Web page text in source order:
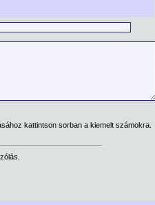
kattintson sorban a kiemelt számokra.